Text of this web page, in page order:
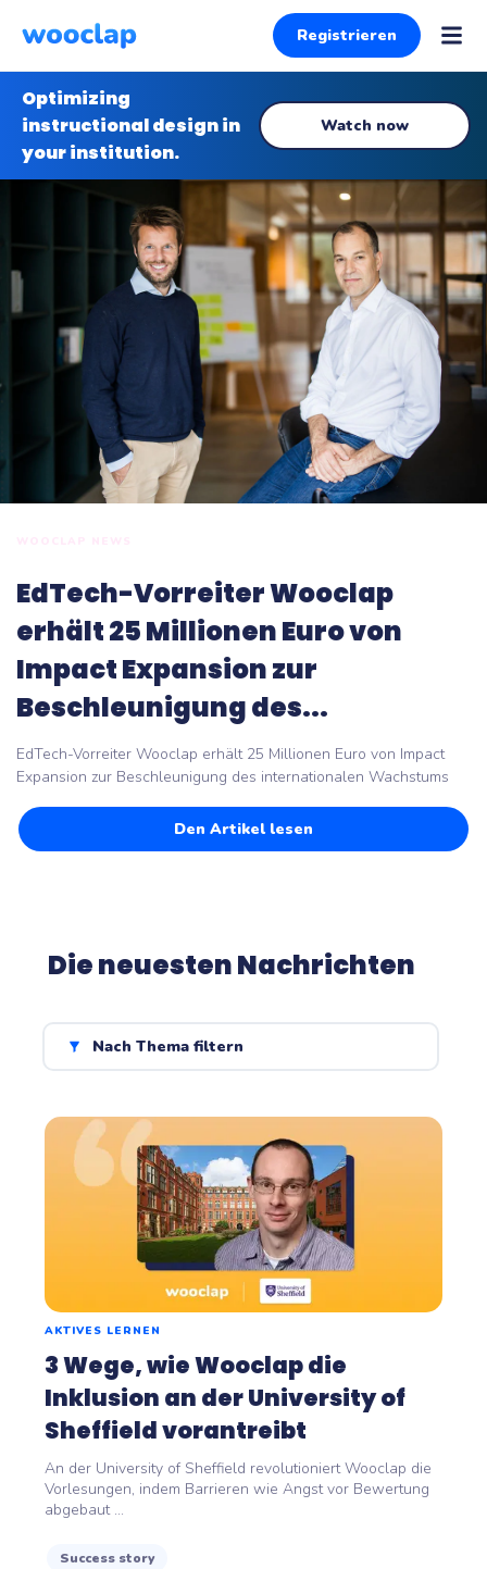
Registrieren
Optimizing
instructional design in
your institution.
Watch now
EdTech-Vorreiter Wooclap
erhält 25 Millionen Euro von
Impact Expansion zur
Beschleunigung des...
EdTech-Vorreiter Wooclap erhält 25 Millionen Euro von Impact
Expansion zur Beschleunigung des internationalen Wachstums
Den Artikel lesen
Die neuesten Nachrichten
Nach Thema filtern
AKTIVES LERNEN
3 Wege, wie Wooclap die
Inklusion an der University of
Sheffield vorantreibt
An der University of Sheffield revolutioniert Wooclap die
Vorlesungen, indem Barrieren wie Angst vor Bewertung
abgebaut ...
Success story